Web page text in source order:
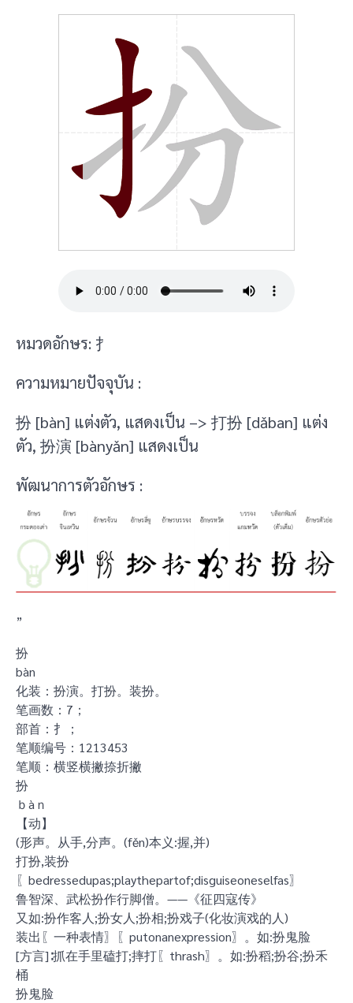
หมวดอักษร: 扌
ความหมายปัจจุบัน :
扮 [bàn] แต่งตัว, แสดงเป็น –> 打扮 [dǎban] แต่ง
ตัว, 扮演 [bànyǎn] แสดงเป็น
พัฒนาการตัวอักษร :
”
扮
bàn
化装：扮演。打扮。装扮。
笔画数：7；
部首：扌；
笔顺编号：1213453
笔顺：横竖横撇捺折撇
扮
ｂàｎ
【动】
(形声。从手,分声。(fěn)本义:握,并)
打扮,装扮
〖bedressedupas;playthepartof;disguiseoneselfas〗
鲁智深、武松扮作行脚僧。——《征四寇传》
又如:扮作客人;扮女人;扮相;扮戏子(化妆演戏的人)
装出〖一种表情〗〖putonanexpression〗。如:扮鬼脸
[方言]∶抓在手里磕打;摔打〖thrash〗。如:扮稻;扮谷;扮禾
桶
扮鬼脸